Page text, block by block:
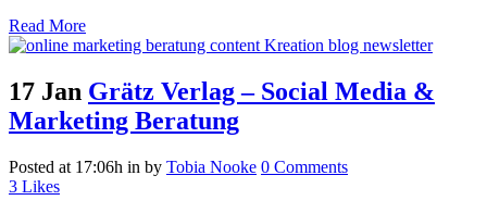
Read More
17 Jan Grätz Verlag – Social Media &
Marketing Beratung
Posted at 17:06h in by Tobia Nooke 0 Comments
3 Likes